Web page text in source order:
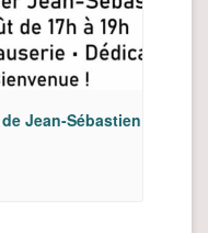
Jean-Sébastien